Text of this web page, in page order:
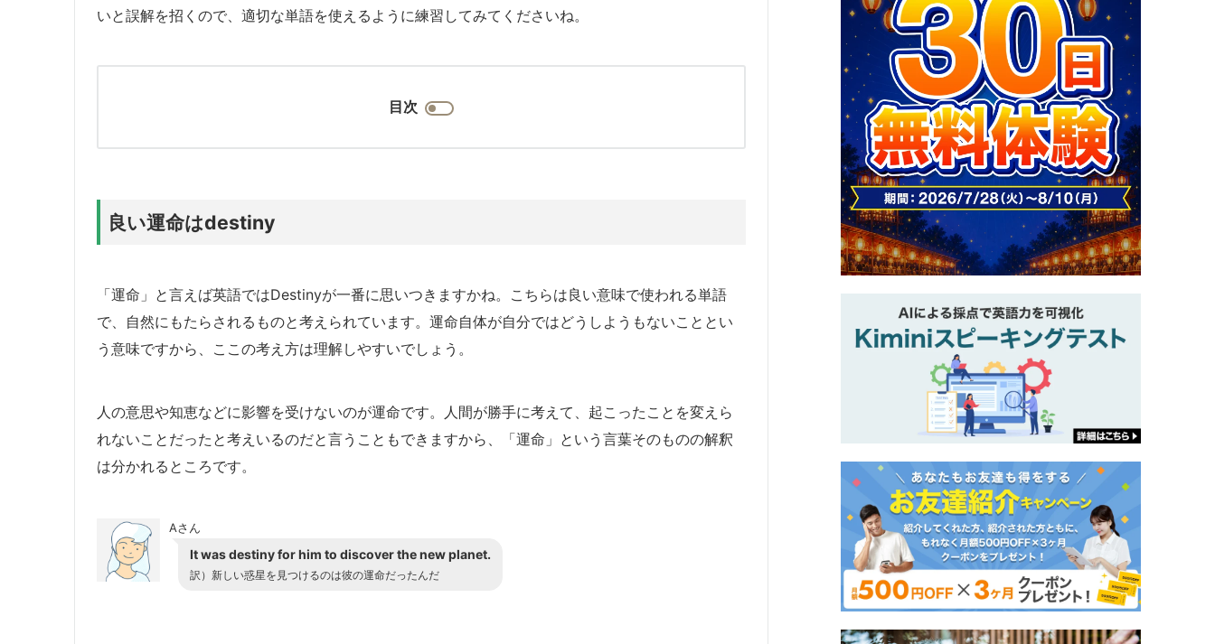
いと誤解を招くので、適切な単語を使えるように練習してみてくださいね。
目次
良い運命はdestiny
「運命」と言えば英語ではDestinyが一番に思いつきますかね。こちらは良い意味で使われる単語
で、自然にもたらされるものと考えられています。運命自体が自分ではどうしようもないこととい
う意味ですから、ここの考え方は理解しやすいでしょう。
人の意思や知恵などに影響を受けないのが運命です。人間が勝手に考えて、起こったことを変えら
れないことだったと考えいるのだと言うこともできますから、「運命」という言葉そのものの解釈
は分かれるところです。
Aさん
It was destiny for him to discover the new planet.
訳）新しい惑星を見つけるのは彼の運命だったんだ